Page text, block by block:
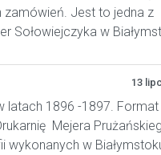
zamówień. Jest to jedna z
Sołowiejczyka w
13
latach 1896 -1897. Format
Mejera
wykonanych w